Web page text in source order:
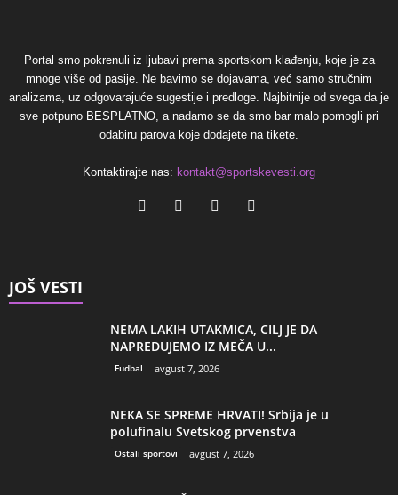
Portal smo pokrenuli iz ljubavi prema sportskom klađenju, koje je za
mnoge više od pasije. Ne bavimo se dojavama, već samo stručnim
analizama, uz odgovarajuće sugestije i predloge. Najbitnije od svega da je
sve potpuno BESPLATNO, a nadamo se da smo bar malo pomogli pri
odabiru parova koje dodajete na tikete.
Kontaktirajte nas: kontakt@sportskevesti.org
JOŠ VESTI
NEMA LAKIH UTAKMICA, CILJ JE DA
NAPREDUJEMO IZ MEČA U...
Fudbal avgust 7, 2026
NEKA SE SPREME HRVATI! Srbija je u
polufinalu Svetskog prvenstva
Ostali sportovi avgust 7, 2026